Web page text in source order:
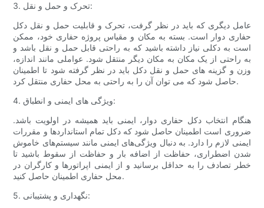
3. تحرک و حمل و نقل:
عامل دیگری که باید در نظر گرفت، تحرک و قابلیت حمل و نقل دکل
حفاری دوار است. بسته به مکان و مقیاس پروژه حفاری خود، ممکن
است به دکلی نیاز داشته باشید که به راحتی قابل حمل و نقل باشد و
به راحتی از یک مکان به مکان دیگر منتقل شود. عواملی مانند اندازه،
وزن و گزینه های حمل و نقل دکل باید در نظر گرفته شود تا اطمینان
حاصل شود که می توان آن را به راحتی به محل حفاری منتقل کرد.
4. ویژگی های ایمنی و انطباق:
هنگام انتخاب دکل حفاری دوار، ایمنی باید همیشه در اولویت باشد.
ضروری است اطمینان حاصل شود که دکل تمام استانداردها و مقررات
ایمنی لازم را دارد. به دنبال ویژگی‌های ایمنی مانند سیستم‌های خاموش
شدن اضطراری، حفاظت از اضافه بار و حفاظت از سقوط باشید تا
خطر تصادف را به حداقل برسانید و از ایمنی اپراتورها و کارگران در
محل حفاری اطمینان حاصل کنید.
5. نگهداری و پشتیبانی: